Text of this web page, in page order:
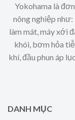
Yokohama là
nông nghiệp
làm mát, máy xới
khói, bơm hỏa
khí, đầu phun áp
DANH MỤC